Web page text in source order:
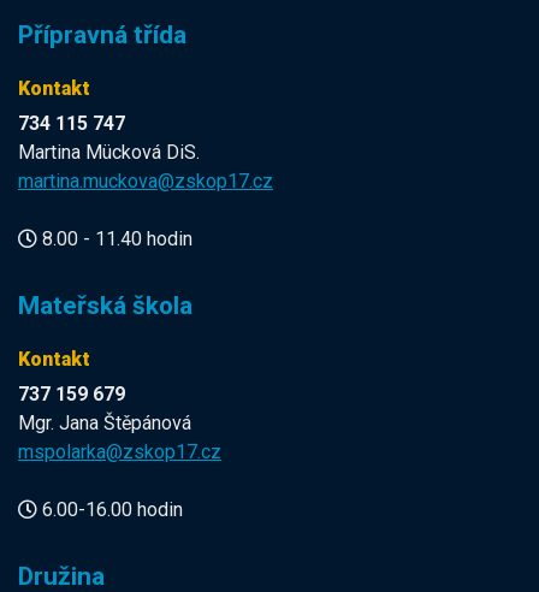
Přípravná třída
Kontakt
734 115 747
Martina Mücková DiS.
martina.muckova@zskop17.cz
8.00 - 11.40 hodin
Mateřská škola
Kontakt
737 159 679
Mgr. Jana Štěpánová
mspolarka@zskop17.cz
6.00-16.00 hodin
Družina